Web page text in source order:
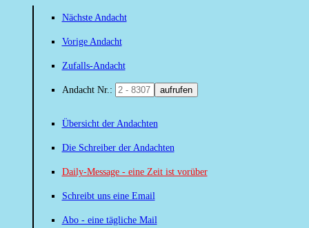
Nächste Andacht
Vorige Andacht
Zufalls-Andacht
Andacht Nr.: aufrufen
Übersicht der Andachten
Die Schreiber der Andachten
Daily-Message - eine Zeit ist vorüber
Schreibt uns eine Email
Abo - eine tägliche Mail